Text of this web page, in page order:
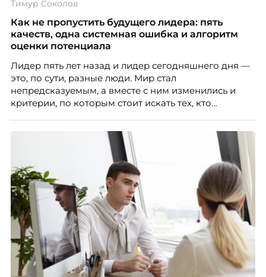
кадровых ошибок. В этой статье Марина Ускова,
руководитель отдела подбора персонала
рекрутинговой компании, разбирает самые
распространенные мифы о зумерах и объясняет,
бизнесу находить и удерживать сильных
сотрудников.
Тимур Соколов
Как не пропустить будущего лидера: пять
качеств, одна системная ошибка и алгоритм
оценки потенциала
Лидер пять лет назад и лидер сегодняшнего дня —
это, по сути, разные люди. Мир стал
непредсказуемым, а вместе с ним изменились и
критерии, по которым стоит искать тех, кто
«свадебного генерала», почему стандартные
системы оценки часто упускают самых талантливых
людей и как выявить лидерский потенциал ещё до
того, как он проявится в цифрах KPI, рассказывает
Тимур Соколов, ключевой эксперт по
стратегическому развитию и формированию
культуры лидерства в организациях.